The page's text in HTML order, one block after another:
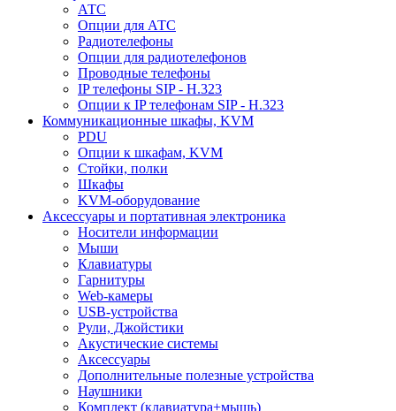
АТС
Опции для АТС
Радиотелефоны
Опции для радиотелефонов
Проводные телефоны
IP телефоны SIP - H.323
Опции к IP телефонам SIP - H.323
Коммуникационные шкафы, KVM
PDU
Опции к шкафам, KVM
Стойки, полки
Шкафы
KVM-оборудование
Аксессуары и портативная электроника
Носители информации
Мыши
Клавиатуры
Гарнитуры
Web-камеры
USB-устройства
Рули, Джойстики
Акустические системы
Аксессуары
Дополнительные полезные устройства
Наушники
Комплект (клавиатура+мышь)